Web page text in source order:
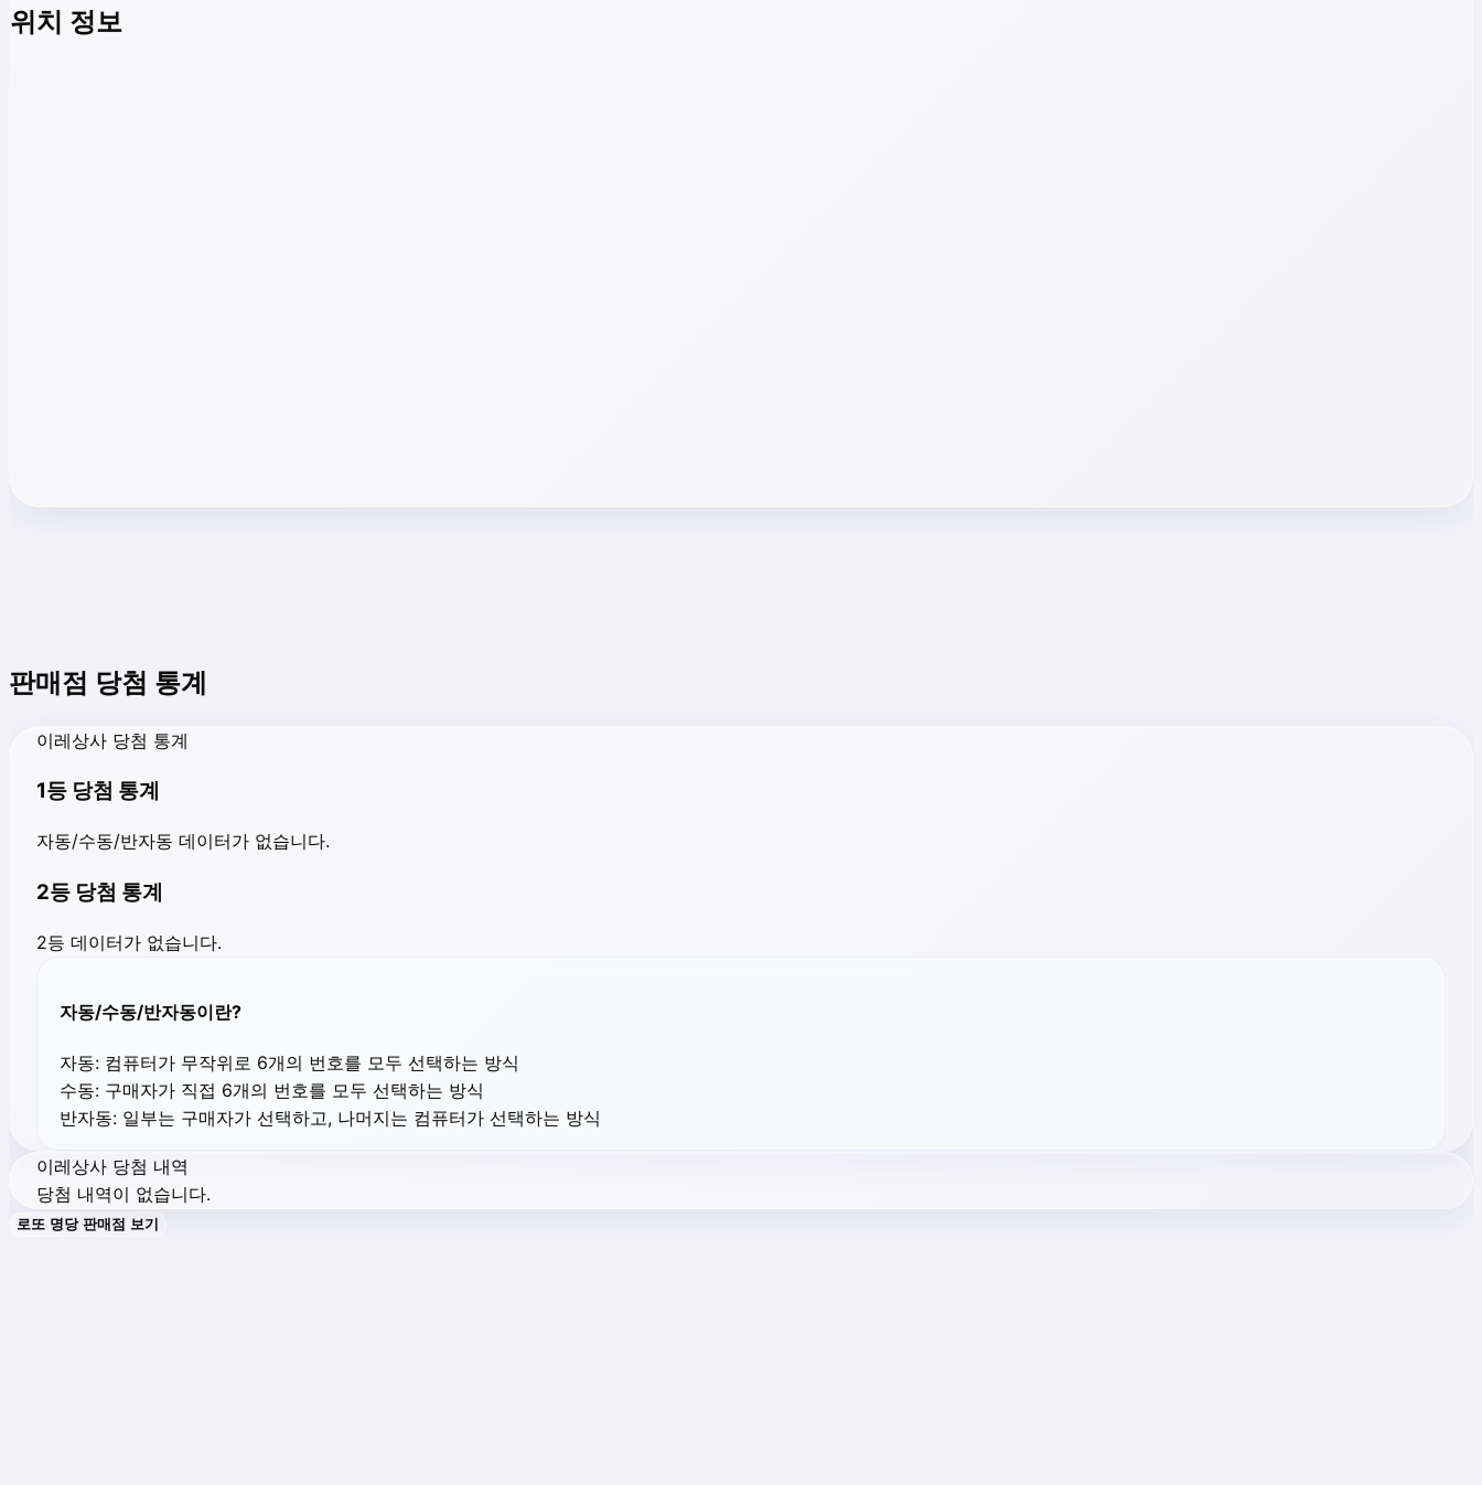
위치 정보
판매점 당첨 통계
이레상사 당첨 통계
1등 당첨 통계
자동/수동/반자동 데이터가 없습니다.
2등 당첨 통계
2등 데이터가 없습니다.
자동/수동/반자동이란?
자동: 컴퓨터가 무작위로 6개의 번호를 모두 선택하는 방식
수동: 구매자가 직접 6개의 번호를 모두 선택하는 방식
반자동: 일부는 구매자가 선택하고, 나머지는 컴퓨터가 선택하는 방식
이레상사 당첨 내역
당첨 내역이 없습니다.
로또 명당 판매점 보기